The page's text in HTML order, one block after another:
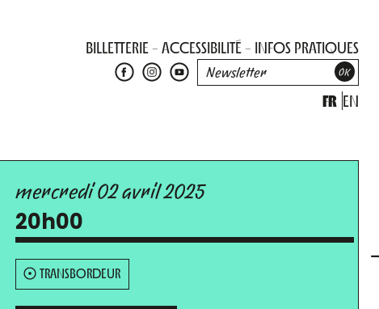
BILLETTERIE ACCESSIBILITÉ INFOS PRATIQUES
FR EN
mercredi 02 avril 2025
20h00
TRANSBORDEUR